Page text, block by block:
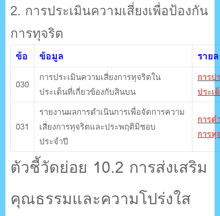
2. การประเมินความเสี่ยงเพื่อป้องกัน
การทุจริต
ข้อ ข้อมูล ราย
030
การประเมินความเสี่ยงการทุจริตใน
ประเด็นที่เกี่ยวข้องกับสินบน
การป
ประเ
031
รายงานผลการดําเนินการเพื่อจัดการความ
เสี่ยงการทุจริตและประพฤติมิชอบ
ประจําปี
การดํ
การ
ตัวชี้วัดย่อย 10.2 การส่งเสริม
คุณธรรมและความโปร่งใส